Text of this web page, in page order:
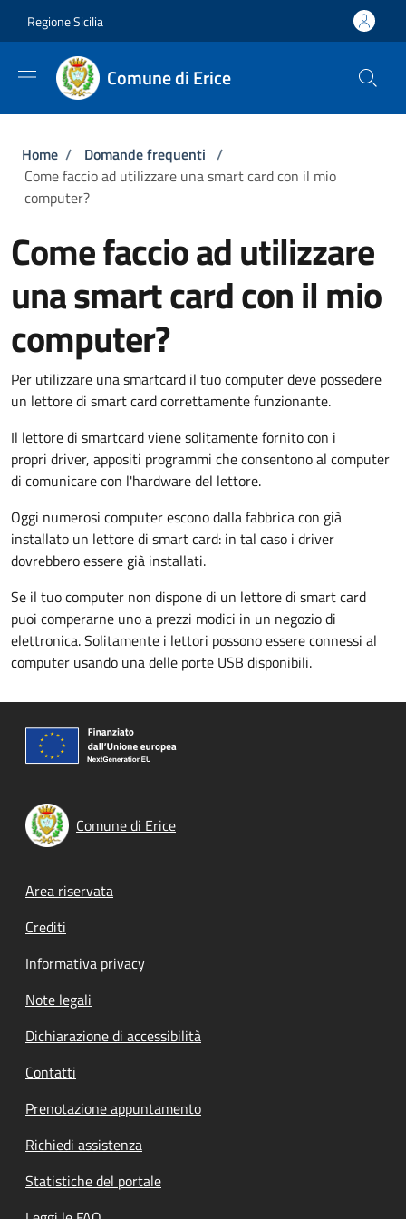
Regione Sicilia
Comune di Erice
Briciole di pane
Home / Domande frequenti /
Come faccio ad utilizzare una smart card con il mio
computer?
Come faccio ad utilizzare
una smart card con il mio
computer?
Per utilizzare una smartcard il tuo computer deve possedere
un lettore di smart card correttamente funzionante.
Il lettore di smartcard viene solitamente fornito con i
propri driver, appositi programmi che consentono al computer
di comunicare con l'hardware del lettore.
Oggi numerosi computer escono dalla fabbrica con già
installato un lettore di smart card: in tal caso i driver
dovrebbero essere già installati.
Se il tuo computer non dispone di un lettore di smart card
puoi comperarne uno a prezzi modici in un negozio di
elettronica. Solitamente i lettori possono essere connessi al
computer usando una delle porte USB disponibili.
Comune di Erice
Footer menu
Area riservata
Crediti
Informativa privacy
Note legali
Dichiarazione di accessibilità
Contatti
Prenotazione appuntamento
Richiedi assistenza
Statistiche del portale